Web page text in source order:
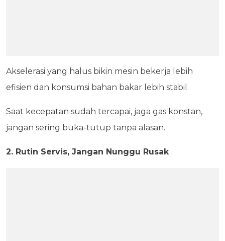
Akselerasi yang halus bikin mesin bekerja lebih
efisien dan konsumsi bahan bakar lebih stabil.
Saat kecepatan sudah tercapai, jaga gas konstan,
jangan sering buka-tutup tanpa alasan.
2. Rutin Servis, Jangan Nunggu Rusak